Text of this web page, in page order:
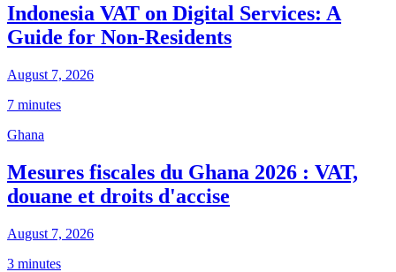
Indonesia VAT on Digital Services: A
Guide for Non-Residents
August 7, 2026
7 minutes
Ghana
Mesures fiscales du Ghana 2026 : VAT,
douane et droits d'accise
August 7, 2026
3 minutes